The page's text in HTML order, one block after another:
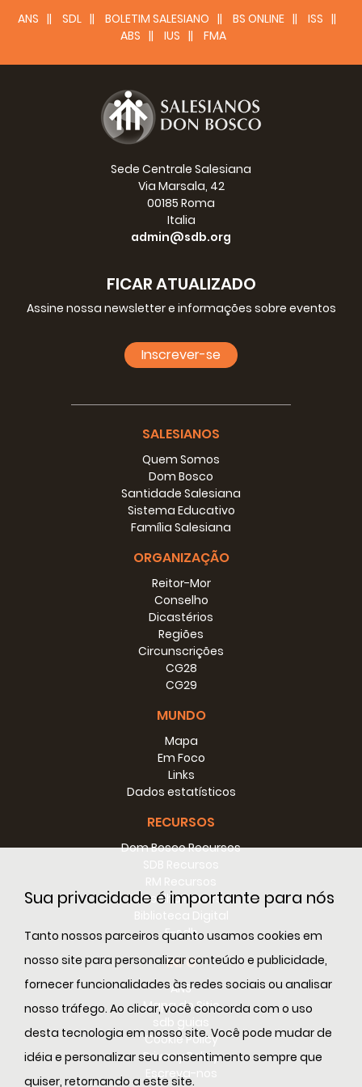
Sua privacidade é importante para nós
Tanto nossos parceiros quanto usamos cookies em
nosso site para personalizar conteúdo e publicidade,
fornecer funcionalidades às redes sociais ou analisar
nosso tráfego. Ao clicar, você concorda com o uso
desta tecnologia em nosso site. Você pode mudar de
idéia e personalizar seu consentimento sempre que
quiser, retornando a este site.
ANS SDL BOLETIM SALESIANO BS ONLINE
ISS
ABS
IUS FMA
Sede Centrale Salesiana
Via Marsala, 42
00185 Roma
Italia
admin@sdb.org
FICAR ATUALIZADO
Assine nossa newsletter e informações sobre eventos
Inscrever-se
SALESIANOS
Quem Somos
Dom Bosco
Santidade Salesiana
Sistema Educativo
Família Salesiana
ORGANIZAÇÃO
Reitor-Mor
Conselho
Dicastérios
Regiões
Circunscrições
CG28
CG29
MUNDO
Mapa
Em Foco
Links
Dados estatísticos
RECURSOS
Dom Bosco Recursos
Conselho Recursos
E-sdb
INFO
ANS
Mapa do Sitio
Cookie Policy
Privacy Policy
Escreva-nos